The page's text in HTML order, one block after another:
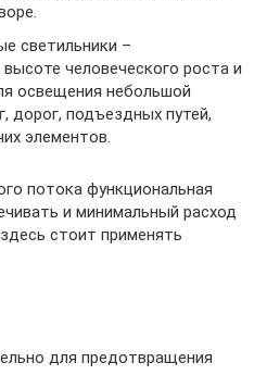
светильники –
человеческого роста и
освещения небольшой
дорог, подъездных путей,
элементов.
потока функциональная
и минимальный расход
стоит применять
для предотвращения